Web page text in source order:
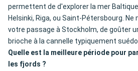
permettent de d'explorer la mer
Helsinki, Riga, ou Saint-Pétersbourg. Ne
votre passage à Stockholm, de goûter
brioche à la cannelle typiquement
Quelle est la meilleure période pour
les fjords ?